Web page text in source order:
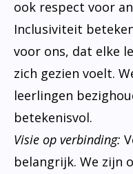
ook respect voor
Inclusiviteit
voor ons, dat elke
zich gezien voelt.
leerlingen
betekenisvol.
Visie op verbinding:
belangrijk. We zijn